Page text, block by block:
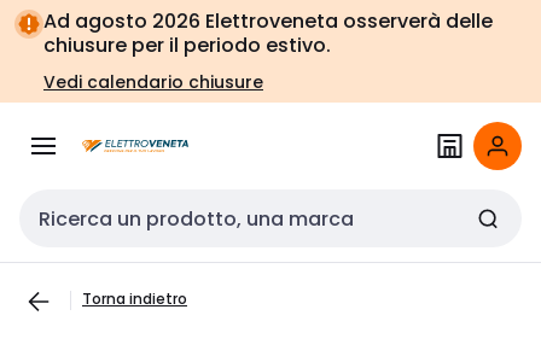
Vai alla
navigazione
Vai
alla
pagina
Ad agosto 2026 Elettroveneta osserverà delle
chiusure per il periodo estivo.
Vedi calendario chiusure
Cerca input
Torna indietro